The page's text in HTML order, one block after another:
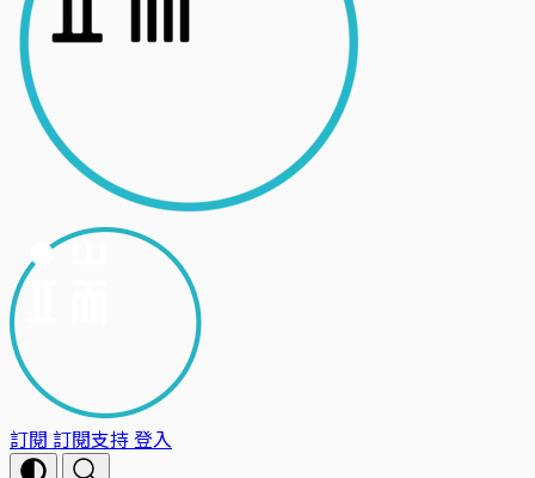
訂閱 訂閱支持登入